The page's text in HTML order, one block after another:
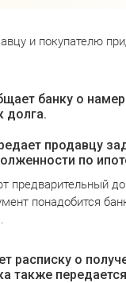
и покупателю
банку о
долга.
продавцу
по
предварительный
понадобится
расписку о
также